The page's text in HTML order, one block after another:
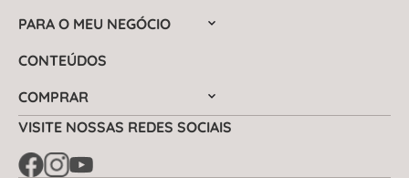
PARA O MEU NEGÓCIO
CONTEÚDOS
COMPRAR
VISITE NOSSAS REDES SOCIAIS